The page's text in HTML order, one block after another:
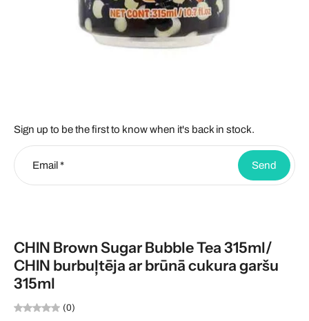
Sign up to be the first to know when it's back in stock.
Email * Send
CHIN Brown Sugar Bubble Tea 315ml/
CHIN burbuļtēja ar brūnā cukura garšu
315ml
(0)